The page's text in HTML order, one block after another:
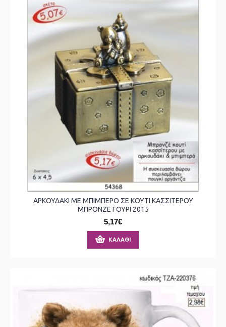
ΑΡΚΟΥΔΑΚΙ ΜΕ ΜΠΙΜΠΕΡΟ ΣΕ ΚΟΥΤΙ ΚΑΣΣΙΤΕΡΟΥ
ΜΠΡΟΝΖΕ ΓΟΥΡΙ 2015
5,17€
ΚΑΛΆΘΙ